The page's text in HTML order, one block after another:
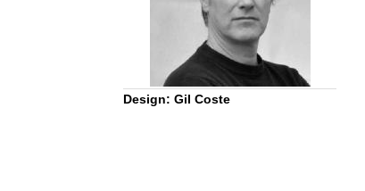
Design: Gil Coste